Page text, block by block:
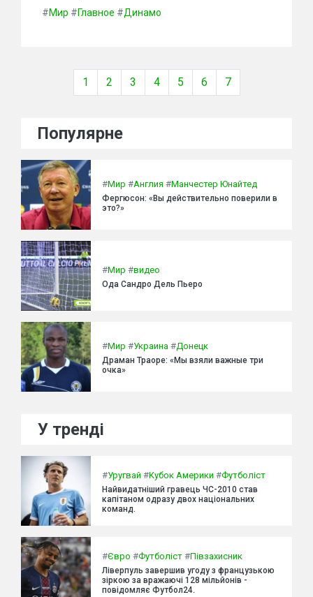
#Мир #Главное #Динамо
1 2 3 4 5 6 7
Популярне
#Мир #Англия #Манчестер Юнайтед
Фергюсон: «Вы действительно поверили в
это?»
#Мир #видео
Ода Сандро Дель Пьеро
#Мир #Украина #Донецк
Драман Траоре: «Мы взяли важные три
очка»
У тренді
#Уругвай #Кубок Америки #Футболіст
Найвидатніший гравець ЧС-2010 став
капітаном одразу двох національних
команд.
#Євро #Футболіст #Півзахисник
Ліверпуль завершив угоду з французькою
зіркою за вражаючі 128 мільйонів -
повідомляє Футбол24.